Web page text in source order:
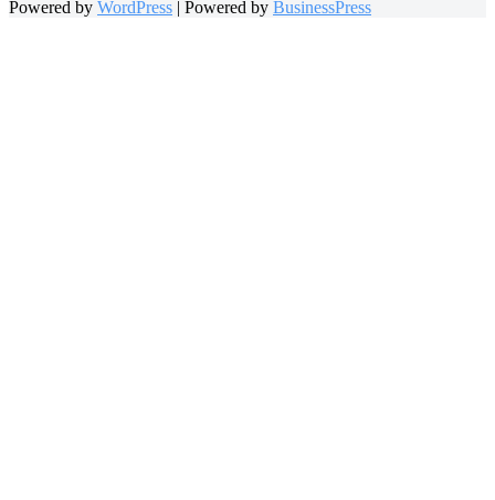
Powered by WordPress | Powered by BusinessPress